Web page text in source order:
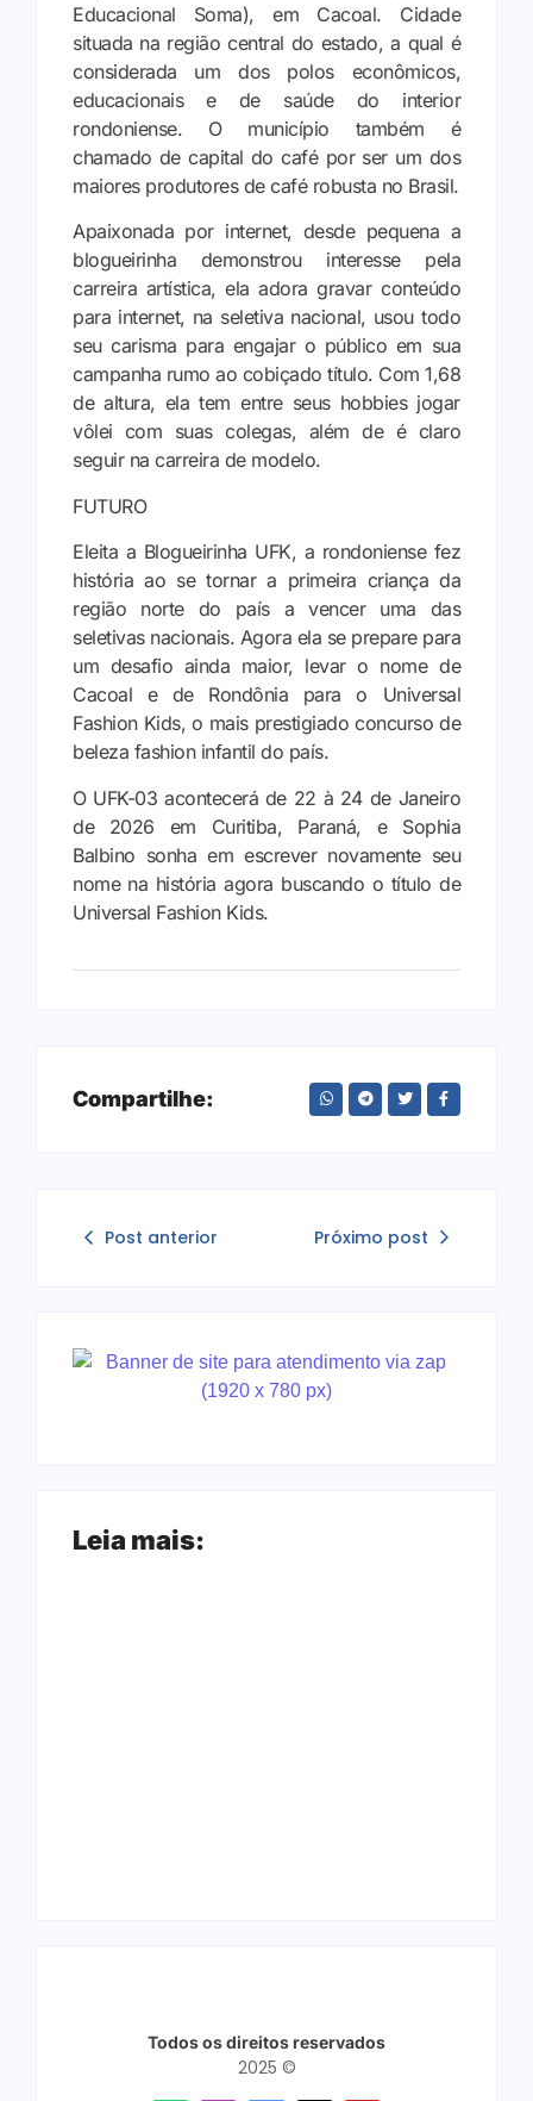
Educacional Soma), em Cacoal. Cidade
situada na região central do estado, a qual é
considerada um dos polos econômicos,
educacionais e de saúde do interior
rondoniense. O município também é
chamado de capital do café por ser um dos
maiores produtores de café robusta no Brasil.
Apaixonada por internet, desde pequena a
blogueirinha demonstrou interesse pela
carreira artística, ela adora gravar conteúdo
para internet, na seletiva nacional, usou todo
seu carisma para engajar o público em sua
campanha rumo ao cobiçado título. Com 1,68
de altura, ela tem entre seus hobbies jogar
vôlei com suas colegas, além de é claro
seguir na carreira de modelo.
FUTURO
Eleita a Blogueirinha UFK, a rondoniense fez
história ao se tornar a primeira criança da
região norte do país a vencer uma das
seletivas nacionais. Agora ela se prepare para
um desafio ainda maior, levar o nome de
Cacoal e de Rondônia para o Universal
Fashion Kids, o mais prestigiado concurso de
beleza fashion infantil do país.
O UFK-03 acontecerá de 22 à 24 de Janeiro
de 2026 em Curitiba, Paraná, e Sophia
Balbino sonha em escrever novamente seu
nome na história agora buscando o título de
Universal Fashion Kids.
Compartilhe:
Post anterior Próximo post
Leia mais:
Todos os direitos reservados
2025 ©